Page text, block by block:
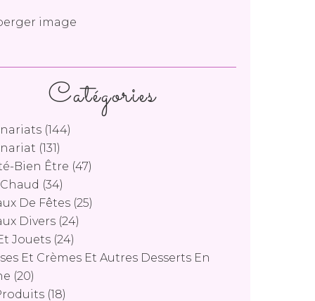
Catégories
(144)
(131)
Bien Être (47)
(34)
De Fêtes (25)
Divers (24)
Jouets (24)
Et Crèmes Et Autres Desserts En
(20)
(18)